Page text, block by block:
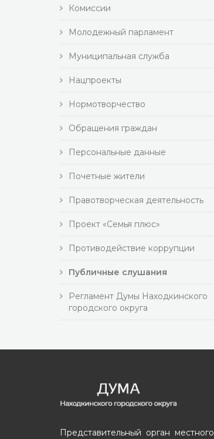
Комиссии
Молодежный парламент
Муниципальная служба
Нацпроекты
Нормотворчество
Обращения граждан
Персональные данные
Почетные жители
Правотворческая деятельность
Проект «Семья плюс»
Противодействие коррупции
Публичные слушания
Регламент Думы Находкинского
городского округа
Представительный орган местного